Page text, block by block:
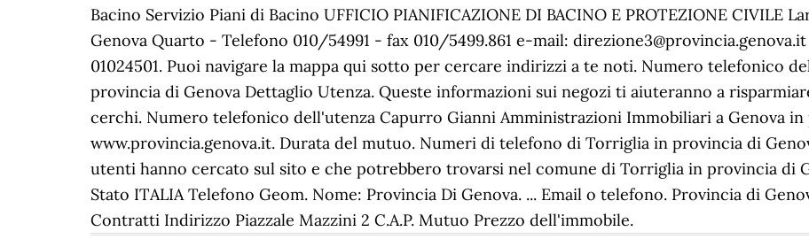
Bacino Servizio Piani di Bacino UFFICIO PIANIFICAZIONE DI BACINO E PROTEZIONE CIVILE
Genova Quarto - Telefono 010/54991 - fax 010/5499.861 e-mail:
01024501. Puoi navigare la mappa qui sotto per cercare indirizzi a te noti. Numero telefonico
provincia di Genova Dettaglio Utenza. Queste informazioni sui negozi ti aiuteranno a
cerchi. Numero telefonico dell'utenza Capurro Gianni Amministrazioni Immobiliari a Genova
www.provincia.genova.it. Durata del mutuo. Numeri di telefono di Torriglia in provincia di
utenti hanno cercato sul sito e che potrebbero trovarsi nel comune di Torriglia in provincia di
Stato ITALIA Telefono Geom. Nome: Provincia Di Genova. ... Email o telefono. Provincia di
Contratti Indirizzo Piazzale Mazzini 2 C.A.P. Mutuo Prezzo dell'immobile.